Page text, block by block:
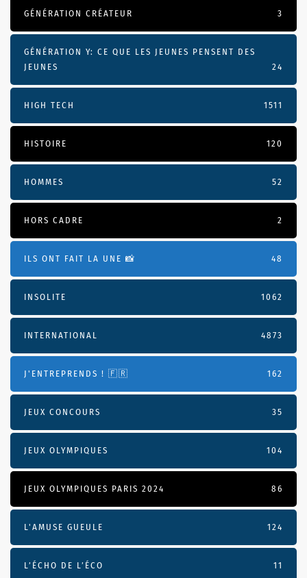
GÉNÉRATION CRÉATEUR 3
GÉNÉRATION Y: CE QUE LES JEUNES PENSENT DES
JEUNES
24
HIGH TECH 1511
HISTOIRE 120
HOMMES 52
HORS CADRE 2
ILS ONT FAIT LA UNE 📸 48
INSOLITE 1062
INTERNATIONAL 4873
J'ENTREPRENDS ! 🇫🇷 162
JEUX CONCOURS 35
JEUX OLYMPIQUES 104
JEUX OLYMPIQUES PARIS 2024 86
L'AMUSE GUEULE 124
L’ÉCHO DE L’ÉCO 11